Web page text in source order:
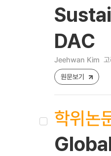
DAC
Jeehwan Kim
원문보기
학위논